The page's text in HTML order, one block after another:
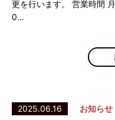
更を行います。 営業時間
0…
2025.06.16 お知らせ